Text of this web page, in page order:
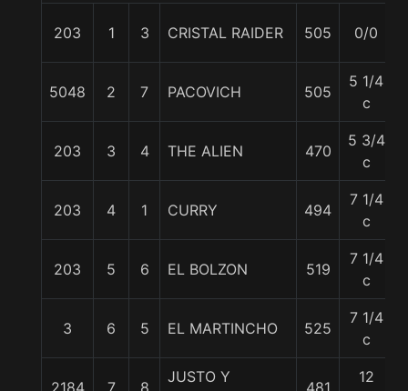
203 1 3 CRISTAL RAIDER 505 0/0
5048 2 7 PACOVICH 505
5 1/4
c
203 3 4 THE ALIEN 470
5 3/4
c
203 4 1 CURRY 494
7 1/4
c
203 5 6 EL BOLZON 519
7 1/4
c
3 6 5 EL MARTINCHO 525
7 1/4
c
2184 7 8
JUSTO Y
481
12